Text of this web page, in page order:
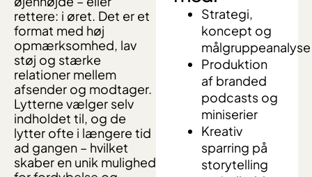
rettere: i øret. Det er et
format med høj
opmærksomhed, lav
støj og stærke
relationer mellem
afsender og modtager.
Lytterne vælger selv
indholdet til, og de
lytter ofte i længere tid
ad gangen – hvilket
skaber en unik mulighed
Strategi,
koncept og
målgruppeanalyse
Produktion
af branded
podcasts og
miniserier
Kreativ
sparring på
storytelling